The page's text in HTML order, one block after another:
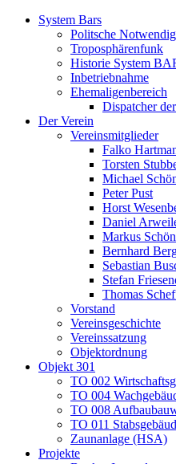
System Bars
Politsche
Troposphärenfunk
Historie System
Inbetriebnahme
Ehemaligenbereich
Dispatcher
Der Verein
Vereinsmitglieder
Falko
Torsten
Michael
Peter Pust
Horst
Daniel
Markus
Bernhard
Sebastian
Stefan
Thomas
Vorstand
Vereinsgeschichte
Vereinssatzung
Objektordnung
Objekt 301
TO 002
TO 004
TO 008
TO 011
Zaunanlage (HSA)
Projekte